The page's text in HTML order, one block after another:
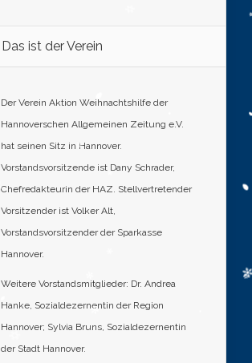
Das ist der Verein
Der Verein Aktion Weihnachtshilfe der
Hannoverschen Allgemeinen Zeitung e.V.
hat seinen Sitz in Hannover.
Vorstandsvorsitzende ist Dany Schrader,
Chefredakteurin der HAZ. Stellvertretender
Vorsitzender ist Volker Alt,
Vorstandsvorsitzender der Sparkasse
Hannover.
Weitere Vorstandsmitglieder: Dr. Andrea
Hanke, Sozialdezernentin der Region
Hannover; Sylvia Bruns, Sozialdezernentin
der Stadt Hannover.